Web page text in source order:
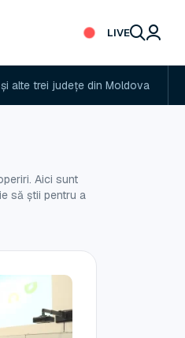
LIVE
trei județe din Moldova
Aici sunt
să știi pentru a